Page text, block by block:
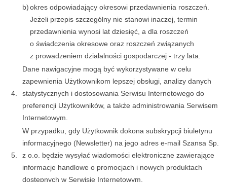
b)okres odpowiadający okresowi przedawnienia roszczeń.
Jeżeli przepis szczególny nie stanowi inaczej, termin
przedawnienia wynosi lat dziesięć, a dla roszczeń
o świadczenia okresowe oraz roszczeń związanych
z prowadzeniem działalności gospodarczej - trzy lata.
4.
Dane nawigacyjne mogą być wykorzystywane w celu
zapewnienia Użytkownikom lepszej obsługi, analizy danych
statystycznych i dostosowania Serwisu Internetowego do
preferencji Użytkowników, a także administrowania Serwisem
Internetowym.
5.
W przypadku, gdy Użytkownik dokona subskrypcji biuletynu
informacyjnego (Newsletter) na jego adres e-mail Szansa Sp.
z o.o. będzie wysyłać wiadomości elektroniczne zawierające
informacje handlowe o promocjach i nowych produktach
dostępnych w Serwisie Internetowym.